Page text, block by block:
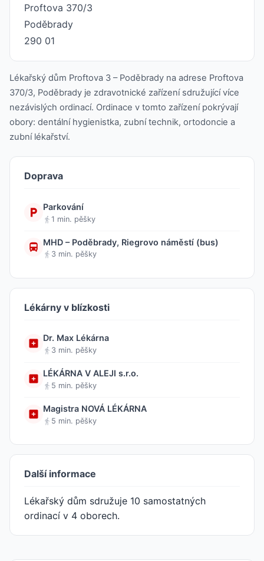
Proftova 370/3
Poděbrady
290 01
Lékařský dům Proftova 3 – Poděbrady na adrese Proftova
370/3, Poděbrady je zdravotnické zařízení sdružující více
nezávislých ordinací. Ordinace v tomto zařízení pokrývají
obory: dentální hygienistka, zubní technik, ortodoncie a
zubní lékařství.
Doprava
Parkování
1 min. pěšky
MHD – Poděbrady, Riegrovo náměstí (bus)
3 min. pěšky
Lékárny v blízkosti
Dr. Max Lékárna
3 min. pěšky
LÉKÁRNA V ALEJI s.r.o.
5 min. pěšky
Magistra NOVÁ LÉKÁRNA
5 min. pěšky
Další informace
Lékařský dům sdružuje 10 samostatných
ordinací v 4 oborech.